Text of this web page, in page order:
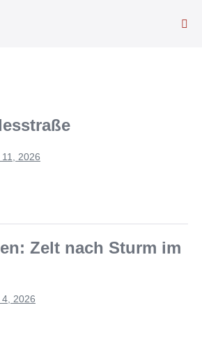
2026
Zelt nach Sturm im
4, 2026